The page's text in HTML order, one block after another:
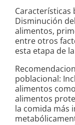
Características
Disminución
alimentos,
entre otros
esta etapa de
poblacional:
alimentos
alimentos
la comida más